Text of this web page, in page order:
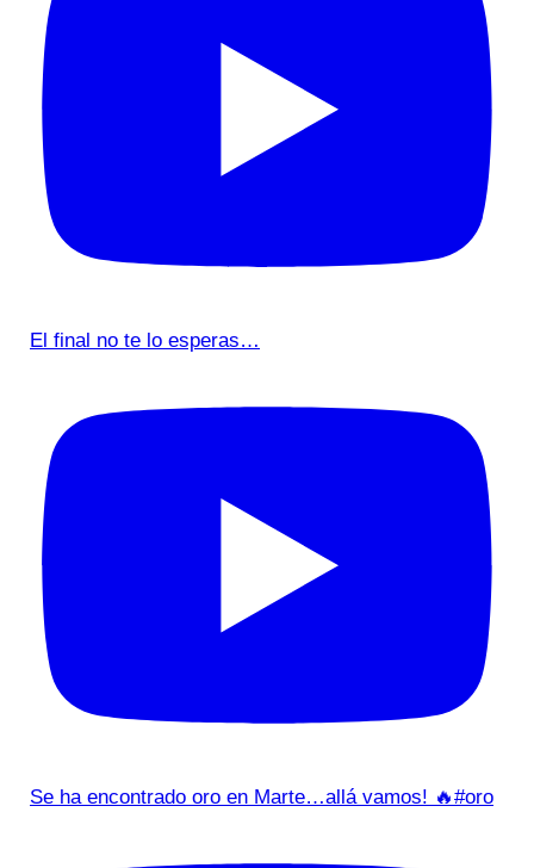
El final no te lo esperas…
Se ha encontrado oro en Marte…allá vamos! 🔥#oro